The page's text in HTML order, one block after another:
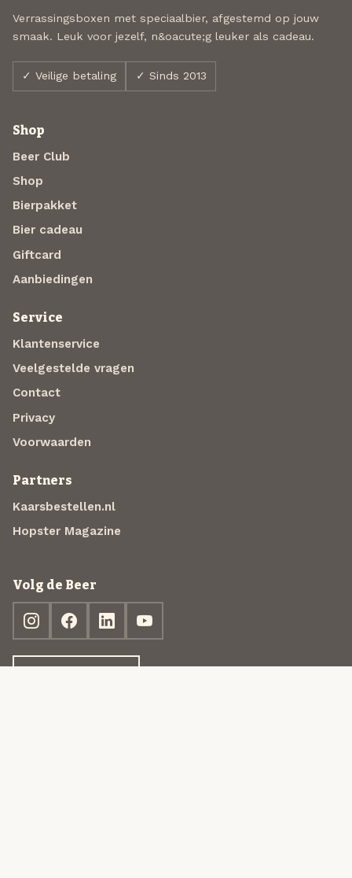
Verrassingsboxen met speciaalbier, afgestemd op jouw
smaak. Leuk voor jezelf, n&oacute;g leuker als cadeau.
✓ Veilige betaling ✓ Sinds 2013
Shop
Beer Club
Shop
Bierpakket
Bier cadeau
Giftcard
Aanbiedingen
Service
Klantenservice
Veelgestelde vragen
Contact
Privacy
Voorwaarden
Partners
Kaarsbestellen.nl
Hopster Magazine
Volg de Beer